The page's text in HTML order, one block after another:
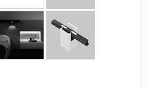
Сатинированная
Карвинг
Структурная